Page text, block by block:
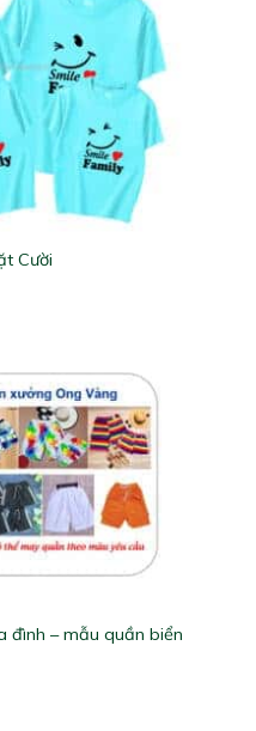
Cười
đình – mẫu quần biển